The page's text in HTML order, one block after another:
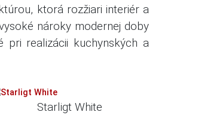
ktorá rozžiari interiér a
nároky modernej doby
pri realizácii kuchynských a
Starligt White